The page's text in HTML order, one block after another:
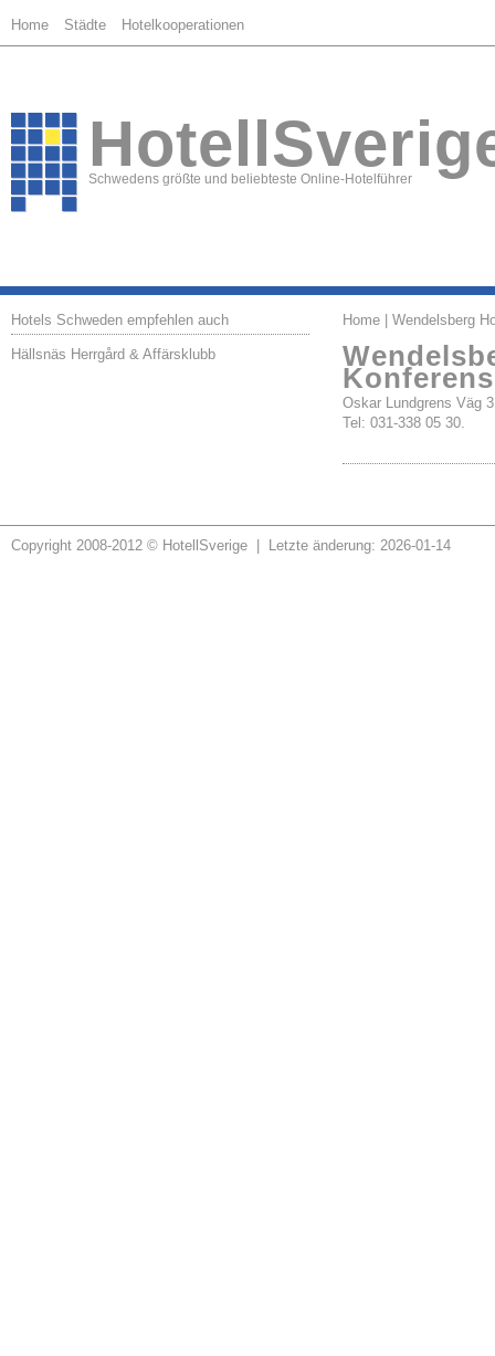
Home Städte Hotelkooperationen
Schwedens größte und beliebteste Online-Hotelführer
Hotels Schweden empfehlen auch
Hällsnäs Herrgård & Affärsklubb
Home | Wendelsberg
Konferens
Oskar Lundgrens Väg
Tel: 031-338 05 30.
Copyright 2008-2012 © HotellSverige | Letzte änderung: 2026-01-14